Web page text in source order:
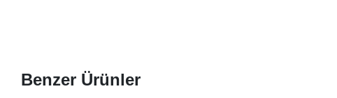
Benzer Ürünler